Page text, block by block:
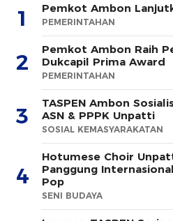
1 Pemkot Ambon
PEMERINTAHAN
2
Pemkot Ambon Raih
Dukcapil Prima Award
PEMERINTAHAN
3
TASPEN Ambon
ASN & PPPK Unpatti
SOSIAL KEMASYARAKATAN
4
Hotumese Choir
Panggung
Pop
SENI BUDAYA